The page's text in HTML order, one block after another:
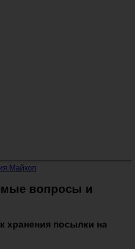
Майкоп
вопросы и
хранения посылки на